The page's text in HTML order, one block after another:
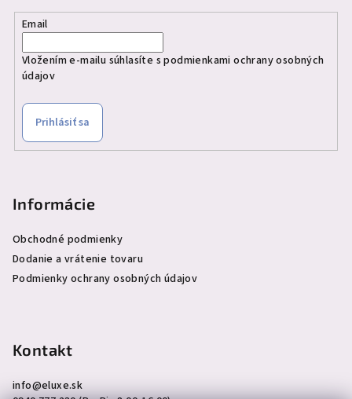
Email
Vložením e-mailu súhlasíte spodmienkami ochrany osobných
údajov
Prihlásiť sa
Informácie
Obchodné podmienky
Dodanie a vrátenie tovaru
Podmienky ochrany osobných údajov
Kontakt
info@eluxe.sk